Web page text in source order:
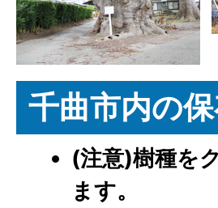
千曲市内の
(注意)樹種を
ます。